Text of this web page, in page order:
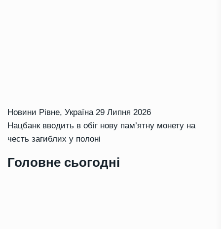
Новини Рівне, Україна 29 Липня 2026
Нацбанк вводить в обіг нову пам’ятну монету на
честь загиблих у полоні
Головне сьогодні